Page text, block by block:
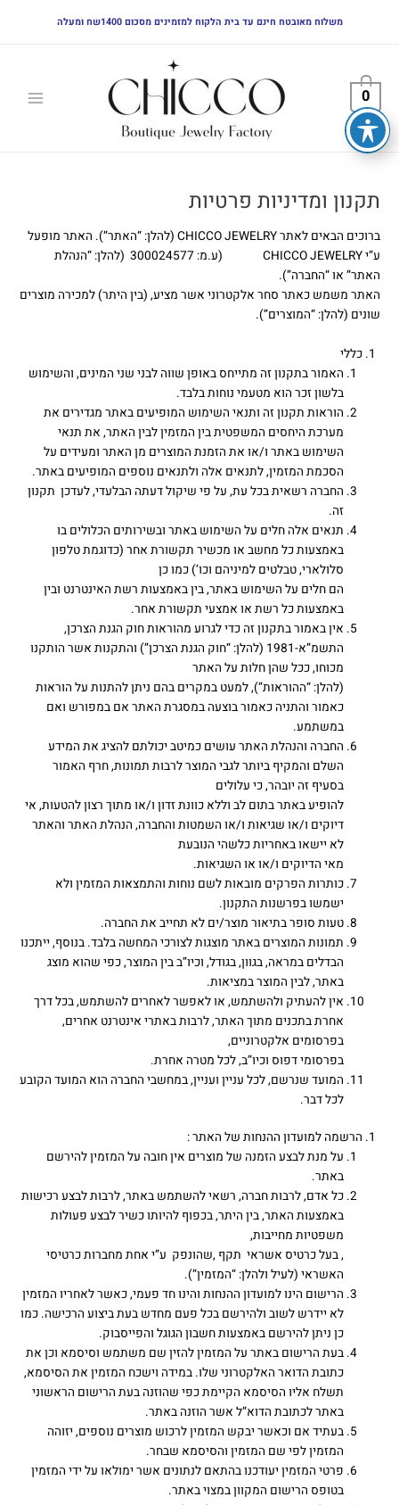
משלוח מאובטח חינם עד בית הלקוח למזמינים מסכום 1400שח ומעלה
0
Menu
תקנון ומדיניות פרטיות
ברוכים הבאים לאתר CHICCO JEWELRY (להלן: “האתר”). האתר מופעל
ע”י CHICCO JEWELRY (ע.מ: 300024577 (להלן: “הנהלת
האתר” או “החברה”).
האתר משמש כאתר סחר אלקטרוני אשר מציע, (בין היתר) למכירה מוצרים
שונים (להלן: “המוצרים”).
כללי
האמור בתקנון זה מתייחס באופן שווה לבני שני המינים, והשימוש
בלשון זכר הוא מטעמי נוחות בלבד.
הוראות תקנון זה ותנאי השימוש המופיעים באתר מגדירים את
מערכת היחסים המשפטית בין המזמין לבין האתר, את תנאי
השימוש באתר ו/או את הזמנת המוצרים מן האתר ומעידים על
הסכמת המזמין, לתנאים אלה ולתנאים נוספים המופיעים באתר.
החברה רשאית בכל עת, על פי שיקול דעתה הבלעדי, לעדכן תקנון
זה.
תנאים אלה חלים על השימוש באתר ובשירותים הכלולים בו
באמצעות כל מחשב או מכשיר תקשורת אחר (כדוגמת טלפון
סלולארי, טבלטים למיניהם וכו’) כמו כן
הם חלים על השימוש באתר, בין באמצעות רשת האינטרנט ובין
באמצעות כל רשת או אמצעי תקשורת אחר.
אין באמור בתקנון זה כדי לגרוע מהוראות חוק הגנת הצרכן,
התשמ”א-1981 (להלן: “חוק הגנת הצרכן”) והתקנות אשר הותקנו
מכוחו, ככל שהן חלות על האתר
(להלן: “ההוראות”), למעט במקרים בהם ניתן להתנות על הוראות
כאמור והתניה כאמור בוצעה במסגרת האתר אם במפורש ואם
במשתמע.
החברה והנהלת האתר עושים כמיטב יכולתם להציג את המידע
השלם והמקיף ביותר לגבי המוצר לרבות תמונות, חרף האמור
בסעיף זה יובהר, כי עלולים
להופיע באתר בתום לב וללא כוונת זדון ו/או מתוך רצון להטעות, אי
דיוקים ו/או שגיאות ו/או השמטות והחברה, הנהלת האתר והאתר
לא יישאו באחריות כלשהי הנובעת
מאי הדיוקים ו/או או השגיאות.
כותרות הפרקים מובאות לשם נוחות והתמצאות המזמין ולא
ישמשו בפרשנות התקנון.
טעות סופר בתיאור מוצר/ים לא תחייב את החברה.
תמונות המוצרים באתר מוצגות לצורכי המחשה בלבד. בנוסף, ייתכנו
הבדלים במראה, בגוון, בגודל, וכיו”ב בין המוצר, כפי שהוא מוצג
באתר, לבין המוצר במציאות.
אין להעתיק ולהשתמש, או לאפשר לאחרים להשתמש, בכל דרך
אחרת בתכנים מתוך האתר, לרבות באתרי אינטרנט אחרים,
בפרסומים אלקטרוניים,
בפרסומי דפוס וכיו”ב, לכל מטרה אחרת.
המועד שנרשם, לכל עניין ועניין, במחשבי החברה הוא המועד הקובע
לכל דבר.
הרשמה למועדון ההנחות של האתר :
על מנת לבצע הזמנה של מוצרים אין חובה על המזמין להירשם
באתר.
כל אדם, לרבות חברה, רשאי להשתמש באתר, לרבות לבצע רכישות
באמצעות האתר, בין היתר, בכפוף להיותו כשיר לבצע פעולות
משפטיות מחייבות,
, בעל כרטיס אשראי תקף ,שהונפק ע”י אחת מחברות כרטיסי
האשראי (לעיל ולהלן: “המזמין”).
הרישום הינו למועדון ההנחות והינו חד פעמי, כאשר לאחריו המזמין
לא יידרש לשוב ולהירשם בכל פעם מחדש בעת ביצוע הרכישה. כמו
כן ניתן להירשם באמצעות חשבון הגוגל והפייסבוק.
בעת הרישום באתר על המזמין להזין שם משתמש וסיסמא וכן את
כתובת הדואר האלקטרוני שלו. במידה וישכח המזמין את הסיסמא,
תשלח אליו הסיסמא הקיימת כפי שהוזנה בעת הרישום הראשוני
באתר לכתובת הדוא”ל אשר הוזנה באתר.
בעתיד אם וכאשר יבקש המזמין לרכוש מוצרים נוספים, יזוהה
המזמין לפי שם המזמין והסיסמא שבחר.
פרטי המזמין יעודכנו בהתאם לנתונים אשר ימולאו על ידי המזמין
בטופס הרישום המקוון במצוי באתר.